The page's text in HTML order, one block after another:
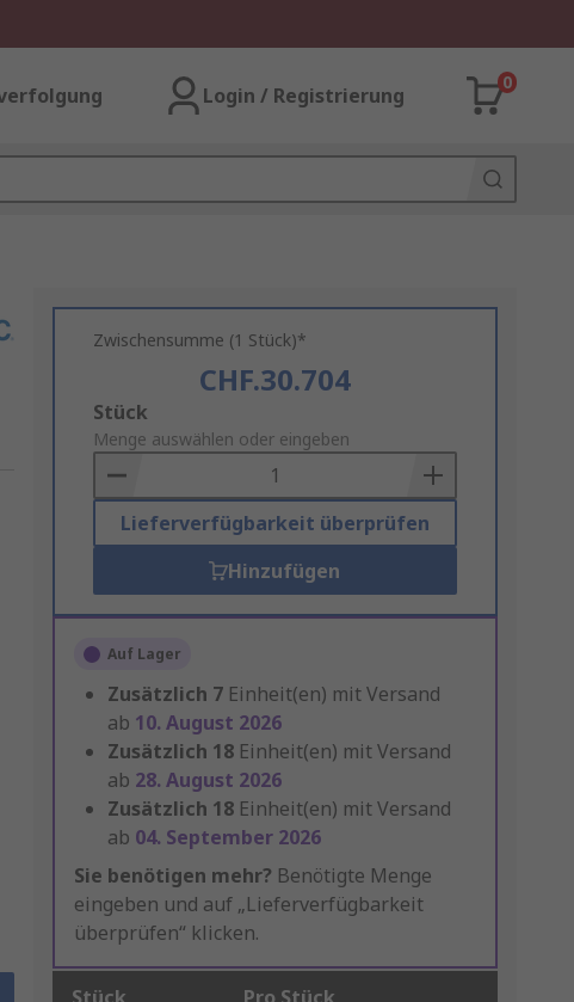
Login / Registrierung
0
Zwischensumme (1 Stück)*
CHF.30.704
Add
to
Basket
Stück
Menge auswählen oder eingeben
Lieferverfügbarkeit überprüfen
Hinzufügen
Auf Lager
Zusätzlich 7 Einheit(en) mit Versand
ab 10. August 2026
Zusätzlich 18 Einheit(en) mit Versand
ab 28. August 2026
Zusätzlich 18 Einheit(en) mit Versand
ab 04. September 2026
Sie benötigen mehr? Benötigte Menge
eingeben und auf „Lieferverfügbarkeit
überprüfen“ klicken.